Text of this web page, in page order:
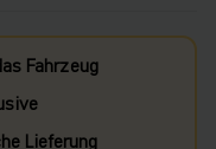
Fahrzeug
Lieferung